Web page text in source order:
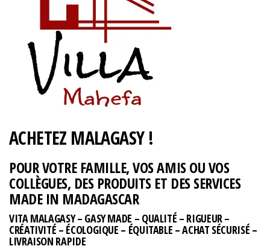
ACHETEZ MALAGASY !
POUR VOTRE FAMILLE, VOS AMIS OU VOS
COLLÈGUES, DES PRODUITS ET DES SERVICES
MADE IN MADAGASCAR
VITA MALAGASY – GASY MADE – QUALITÉ – RIGUEUR –
CRÉATIVITÉ – ÉCOLOGIQUE – ÉQUITABLE – ACHAT SÉCURISÉ –
LIVRAISON RAPIDE